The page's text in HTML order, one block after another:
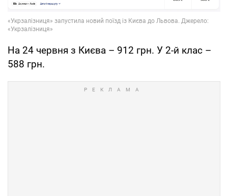
На 24 червня з Києва – 912 грн. У 2-й клас –
588 грн.